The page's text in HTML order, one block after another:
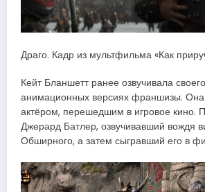
Драго. Кадр из мультфильма «Как
Кейт Бланшетт ранее озвучивала
анимационных версиях франшизы. Она
актёром, перешедшим в игровое кино.
Джерард Батлер, озвучивавший вождя
Обширного, а затем сыгравший его в